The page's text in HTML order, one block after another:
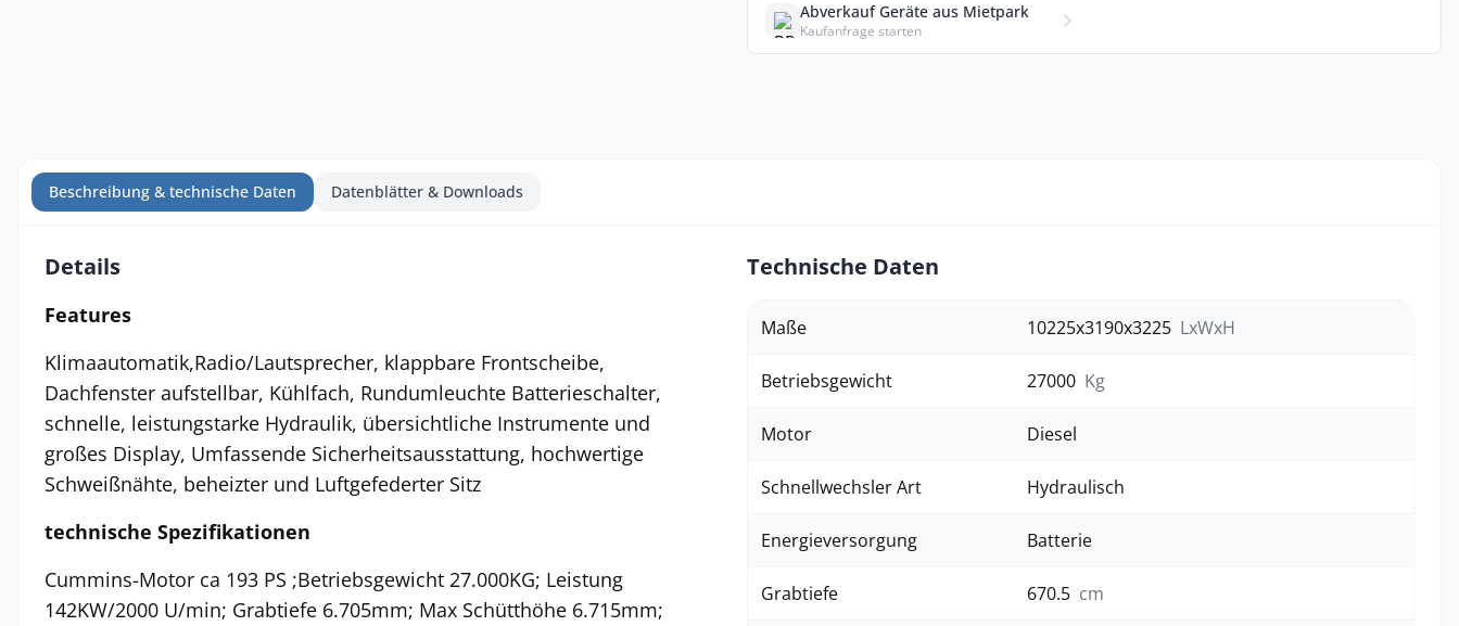
Abverkauf Geräte aus Mietpark
Kaufanfrage starten
Beschreibung & technische Daten Datenblätter & Downloads
Details
Features
Klimaautomatik,Radio/Lautsprecher, klappbare Frontscheibe,
Dachfenster aufstellbar, Kühlfach, Rundumleuchte Batterieschalter,
schnelle, leistungstarke Hydraulik, übersichtliche Instrumente und
großes Display, Umfassende Sicherheitsausstattung, hochwertige
Schweißnähte, beheizter und Luftgefederter Sitz
technische Spezifikationen
Cummins-Motor ca 193 PS ;Betriebsgewicht 27.000KG; Leistung
142KW/2000 U/min; Grabtiefe 6.705mm; Max Schütthöhe 6.715mm;
Technische Daten
Maße 10225x3190x3225 LxWxH
Betriebsgewicht 27000 Kg
Motor Diesel
Schnellwechsler Art Hydraulisch
Energieversorgung Batterie
Grabtiefe 670.5 cm